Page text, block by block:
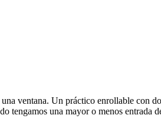
ventana. Un práctico enrollable con
tengamos una mayor o menos entrada